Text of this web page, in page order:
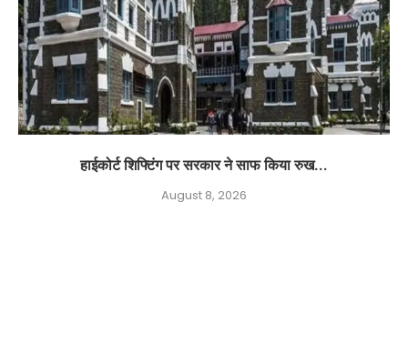
हाईकोर्ट शिफ्टिंग पर सरकार ने साफ किया रुख...
August 8, 2026